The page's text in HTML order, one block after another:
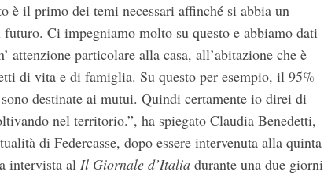
è il primo dei temi necessari affinché si abbia un
Ci impegniamo molto su questo e abbiamo dati
attenzione particolare alla casa, all’abitazione che è
di vita e di famiglia. Su questo per esempio, il 95%
destinate ai mutui. Quindi certamente io direi di
nel territorio.”, ha spiegato Claudia Benedetti,
di Federcasse, dopo essere intervenuta alla quinta
intervista al Il Giornale d’Italia durante una due giorni